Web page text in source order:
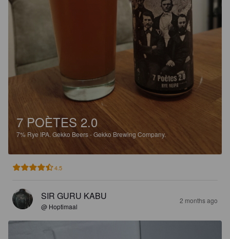
7 POÈTES 2.0
7% Rye IPA. Gekko Beers - Gekko Brewing Company.
4.5
SIR GURU KABU
@ Hoptimaal
2 months ago